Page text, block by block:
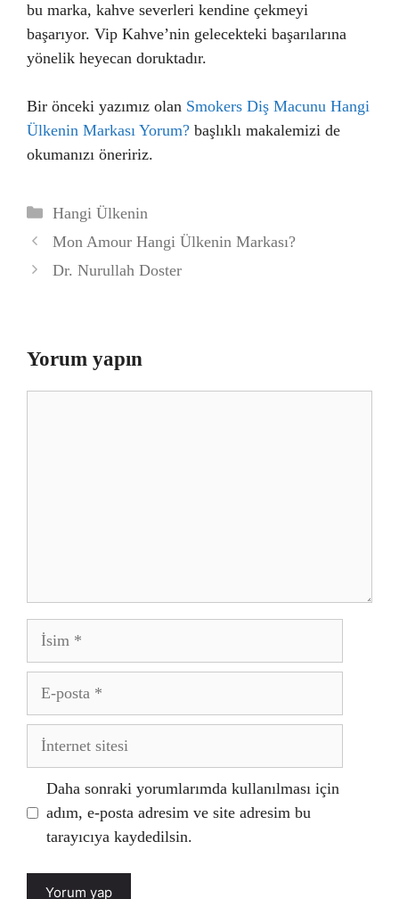
bu marka, kahve severleri kendine çekmeyi
başarıyor. Vip Kahve’nin gelecekteki başarılarına
yönelik heyecan doruktadır.
Bir önceki yazımız olan Smokers Diş Macunu Hangi
Ülkenin Markası Yorum? başlıklı makalemizi de
okumanızı öneririz.
Kategoriler
Hangi Ülkenin
Mon Amour Hangi Ülkenin Markası?
Dr. Nurullah Doster
Yorum yapın
İsim
posta
İnternet
Daha sonraki yorumlarımda kullanılması için
adım, e-posta adresim ve site adresim bu
tarayıcıya kaydedilsin.